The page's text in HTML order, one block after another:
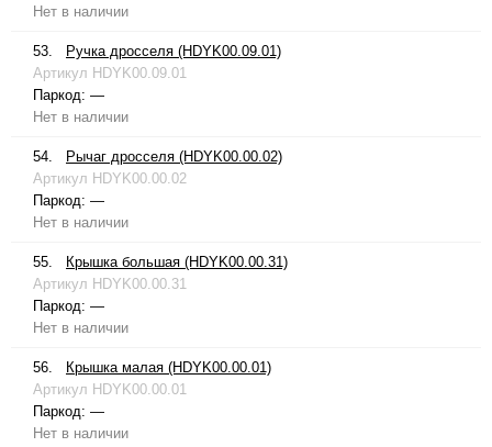
Нет в наличии
53.
Ручка дросселя (HDYK00.09.01)
Артикул HDYK00.09.01
Паркод: —
Нет в наличии
54.
Рычаг дросселя (HDYK00.00.02)
Артикул HDYK00.00.02
Паркод: —
Нет в наличии
55.
Крышка большая (HDYK00.00.31)
Артикул HDYK00.00.31
Паркод: —
Нет в наличии
56.
Крышка малая (HDYK00.00.01)
Артикул HDYK00.00.01
Паркод: —
Нет в наличии